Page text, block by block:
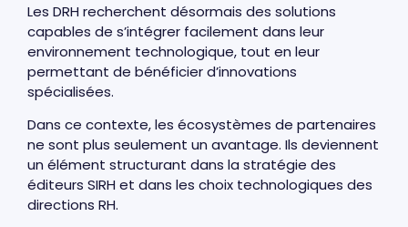
Les DRH recherchent désormais des solutions
capables de s’intégrer facilement dans leur
environnement technologique, tout en leur
permettant de bénéficier d’innovations
spécialisées.
Dans ce contexte, les écosystèmes de partenaires
ne sont plus seulement un avantage. Ils deviennent
un élément structurant dans la stratégie des
éditeurs SIRH et dans les choix technologiques des
directions RH.